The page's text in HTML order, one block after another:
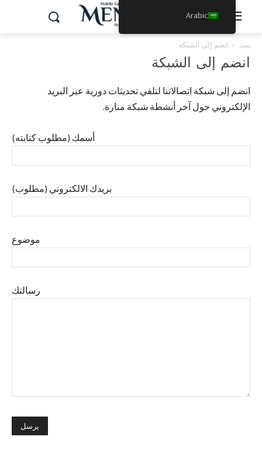
بيت انضم إلى الشبكة
انضم إلى الشبكة
انضم إلى شبكة اتصالاتنا لتلقي تحديثات دورية عبر البريد
الإلكتروني حول آخر أنشطة شبكة منارة.
أسمك (مطلوب كتابته)
بريدك الالكتروني (مطلوب)
موضوع
رسالتك
Arabic